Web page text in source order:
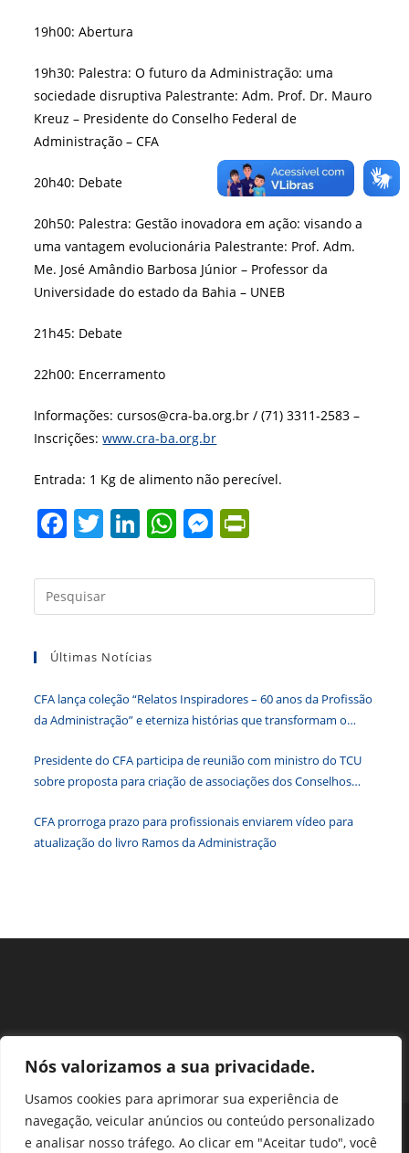
Nós valorizamos a sua privacidade.
Usamos cookies para aprimorar sua experiência de
navegação, veicular anúncios ou conteúdo personalizado
e analisar nosso tráfego. Ao clicar em "Aceitar tudo", você
19h00: Abertura
19h30: Palestra: O futuro da Administração: uma
sociedade disruptiva Palestrante: Adm. Prof. Dr. Mauro
Kreuz – Presidente do Conselho Federal de
Administração – CFA
20h40: Debate
20h50: Palestra: Gestão inovadora em ação: visando a
uma vantagem evolucionária Palestrante: Prof. Adm.
Me. José Amândio Barbosa Júnior – Professor da
Universidade do estado da Bahia – UNEB
21h45: Debate
22h00: Encerramento
Informações: cursos@cra-ba.org.br / (71) 3311-2583 –
Inscrições:www.cra-ba.org.br
Entrada: 1 Kg de alimento não perecível.
F
c
e
o
o
k
T
itt
er
Li
k
e
n
W
at
s
p
M
ss
e
er
tF
ri
dl
y
a
Últimas Notícias
CFA lança coleção “Relatos Inspiradores – 60 anos da Profissão
da Administração” e eterniza histórias que transformam o
Presidente do CFA participa de reunião com ministro do TCU
sobre proposta para criação de associações dos Conselhos
CFA prorroga prazo para profissionais enviarem vídeo para
atualização do livro Ramos da Administração
Perguntas Frequentes
Ouvidoria
Transparência e prestação de contas